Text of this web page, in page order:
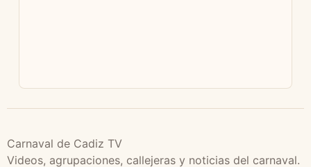
Carnaval de Cadiz TV
Videos, agrupaciones, callejeras y noticias del carnaval.